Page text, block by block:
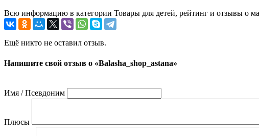
Всю информацию в категории Товары для детей, рейтинг и отзывы о
Ещё никто не оставил отзыв.
Напишите свой отзыв о «Balasha_shop_astana»
Имя / Псевдоним
Плюсы